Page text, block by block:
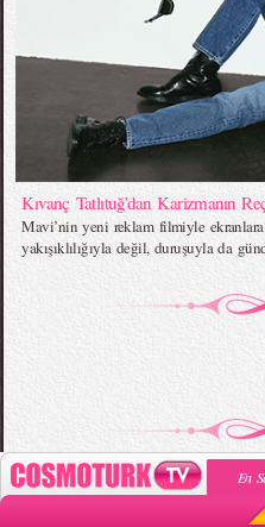
Kıvanç Tatlıtuğ’dan Karizmanın
Mavi’nin yeni reklam filmiyle
yakışıklılığıyla değil, duruşuyla da
En